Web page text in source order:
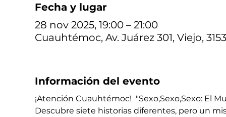
Fecha y lugar
28 nov 2025, 19:00 – 21:00
Cuauhtémoc, Av. Juárez 301, Viejo,
Información del evento
¡Atención Cuauhtémoc!  "Sexo,Sexo,Sexo: El
Descubre siete historias diferentes, pero un